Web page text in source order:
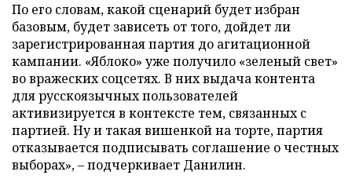
По его словам, какой сценарий будет избран
базовым, будет зависеть от того, дойдет ли
зарегистрированная партия до агитационной
кампании. «Яблоко» уже получило «зеленый свет»
во вражеских соцсетях. В них выдача контента
для русскоязычных пользователей
активизируется в контексте тем, связанных с
партией. Ну и такая вишенкой на торте, партия
отказывается подписывать соглашение о честных
выборах», – подчеркивает Данилин.